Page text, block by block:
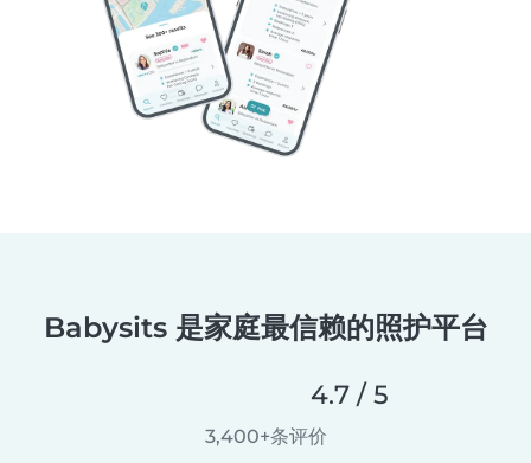
Babysits 是家庭最信赖的照护平台
4.7 / 5
3,400+条评价